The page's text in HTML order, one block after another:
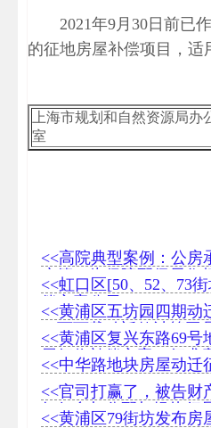
2021年9月30日前已
的征地房屋补偿项目，适
上海市规划和自然资源局办
室
<<高院典型案例：公房
户籍，为保障配偶居
公房
<<虹口区[50、52、73
偿方案公示
<<黄浦区五坊园四期动
（可下载动迁款计算工
<<黄浦区复兴东路69号
屋征收补偿方案（征求
<<中华路地块房屋动迁
<<官司打赢了，被告财
如何参与分配与提执行
<<黄浦区79街坊发布房